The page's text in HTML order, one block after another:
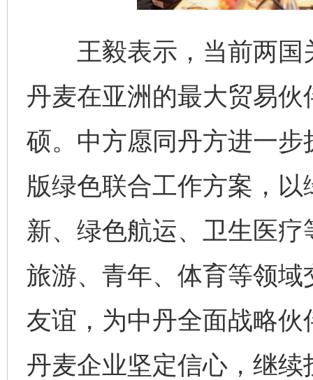
王毅表示，当前两国
丹麦在亚洲的最大贸易
硕。中方愿同丹方进一
版绿色联合工作方案，
新、绿色航运、卫生医
旅游、青年、体育等领
友谊，为中丹全面战略
丹麦企业坚定信心，继